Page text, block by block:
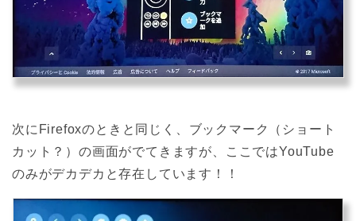
次にFirefoxのときと同じく、ブックマーク（ショート
カット？）の画面がでてきますが、ここではYouTube
のみがデカデカと存在しています！！